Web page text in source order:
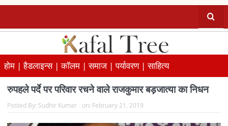
होम |हैडलाइन्स |कॉलम |समाज |पर्यावरण |साहित्य
रुपहले पर्दे पर परिवार रचने वाले राजकुमार बड़जात्या का निधन
Posted By: Sudhir Kumar on: February 21, 2019